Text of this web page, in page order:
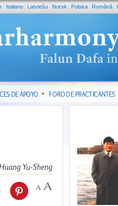
Italiano Latviešu Norsk Polska Română
DE APOYO FORO DE PRACTICANTES
Yu-Sheng